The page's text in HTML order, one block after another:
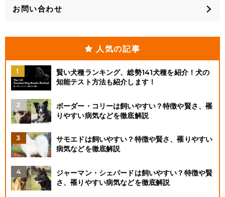
お問い合わせ
人気の記事
賢い犬種ランキング、総勢141犬種を紹介！犬の
知能テスト方法も紹介します！
ボーダー・コリーは飼いやすい？特徴や賢さ、罹
りやすい病気などを徹底解説
サモエドは飼いやすい？特徴や賢さ、罹りやすい
病気などを徹底解説
ジャーマン・シェパードは飼いやすい？特徴や賢
さ、罹りやすい病気などを徹底解説